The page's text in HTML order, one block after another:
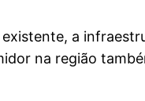
a
na região